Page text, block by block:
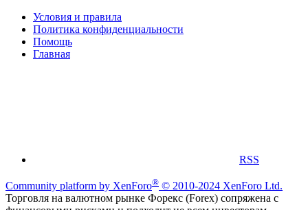
Условия и правила
Политика конфиденциальности
Помощь
Главная
RSS
Community platform by XenForo® © 2010-2024 XenForo Ltd.
Торговля на валютном рынке Форекс (Forex) сопряжена с